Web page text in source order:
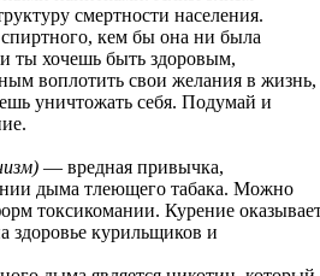
смертности населения.
кем бы она ни была
ты хочешь быть здоровым,
воплотить свои желания в жизнь,
уничтожать себя. Подумай и
— вредная привычка,
дыма тлеющего табака. Можно
токсикомании. Курение
здоровье курильщиков и